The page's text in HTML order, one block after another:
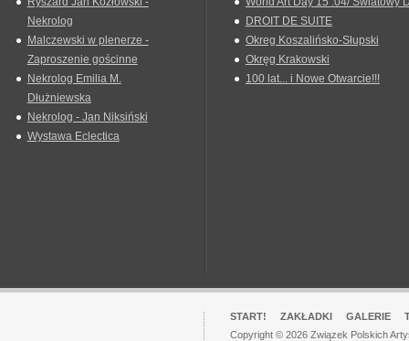
Nekrolog
Malczewski w plenerze -
Zaproszenie gościnne
Nekrolog Emilia M.
Dłużniewska
Nekrolog - Jan Niksiński
Wystawa Eclectica
DROIT DE SUITE
Okreg Koszalińsko-Słupski
Okręg Krakowski
100 lat... i Nowe Otwarcie!!!
START! ZAKŁADKI GALERIE
Copyright © 2026 Związek Polskich